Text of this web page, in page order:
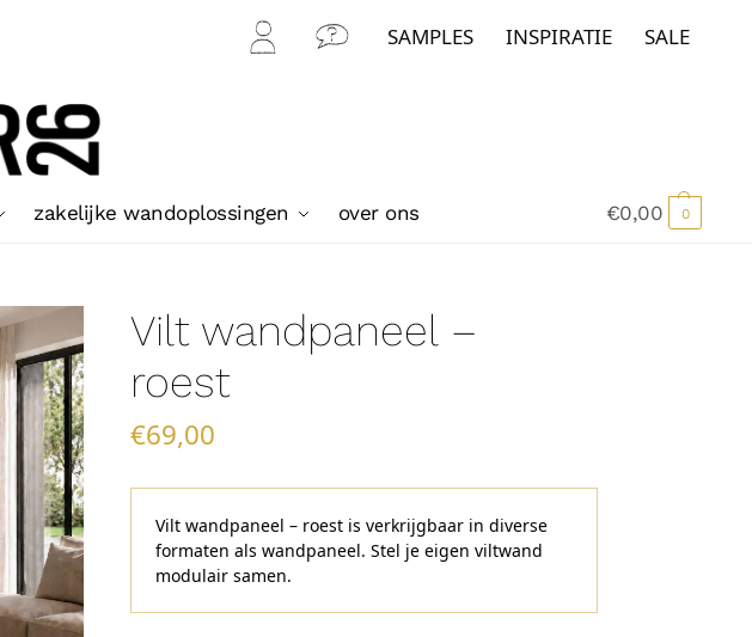
Mijn
Con
SAMPLES INSPIRATIE SALE
zakelijke wandoplossingen over ons €0,00 0
Vilt wandpaneel –
roest
€69,00
Vilt wandpaneel – roest is verkrijgbaar in diverse
formaten als wandpaneel. Stel je eigen viltwand
modulair samen.